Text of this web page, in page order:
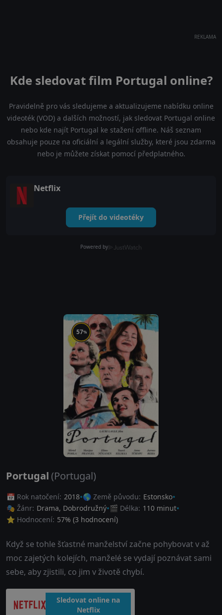
REKLAMA
Kde sledovat film Portugal online?
Pravidelně pro vás sledujeme a aktualizujeme nabídku online
videoték (VOD) a dalších možností, jak sledovat Portugal online
nebo kde najít Portugal ke stažení offline. Náš seznam
obsahuje pouze na oficiální a legální služby, které jsou zdarma
nebo je můžete získat pomocí předplatného.
Netflix
Přejít do videotéky
Powered by
57%
Portugal (Portugal)
📅 Rok natočení: 2018 🌎 Země původu: Estonsko
🎭 Žánr: Drama, Dobrodružný 🎬 Délka: 110 minut
⭐ Hodnocení: 57% (3 hodnocení)
Když se tohle šťastné manželství začne pohybovat v až
moc zajetých kolejích, manželé se vydají poznávat sami
sebe, aby zjistili, co jim v životě chybí.
Sledovat online na
Netflix